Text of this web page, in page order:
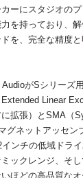
ーにスタジオの
を持っており、
を、完全な精度
がSシリーズ
Linear
拡張）とSMA（
グネットアッセン
インチの低域ドラ
ックレンジ、そ
ほどの高品質な